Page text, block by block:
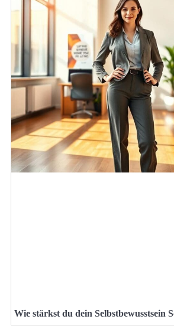
Wie stärkst du dein Selbstbewusstsein